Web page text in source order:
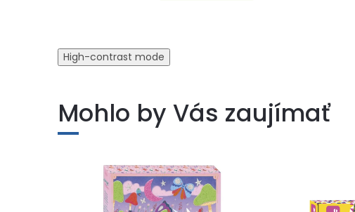
High-contrast mode
Mohlo by Vás zaujímať